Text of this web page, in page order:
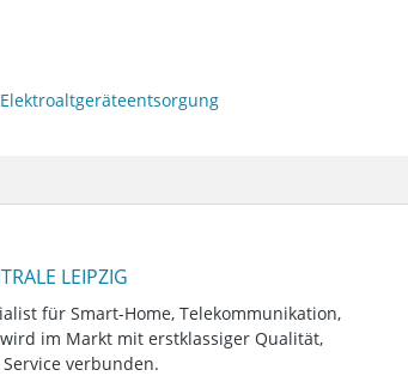
LEIPZIG
für Smart-Home, Telekommunikation,
im Markt mit erstklassiger Qualität,
verbunden.